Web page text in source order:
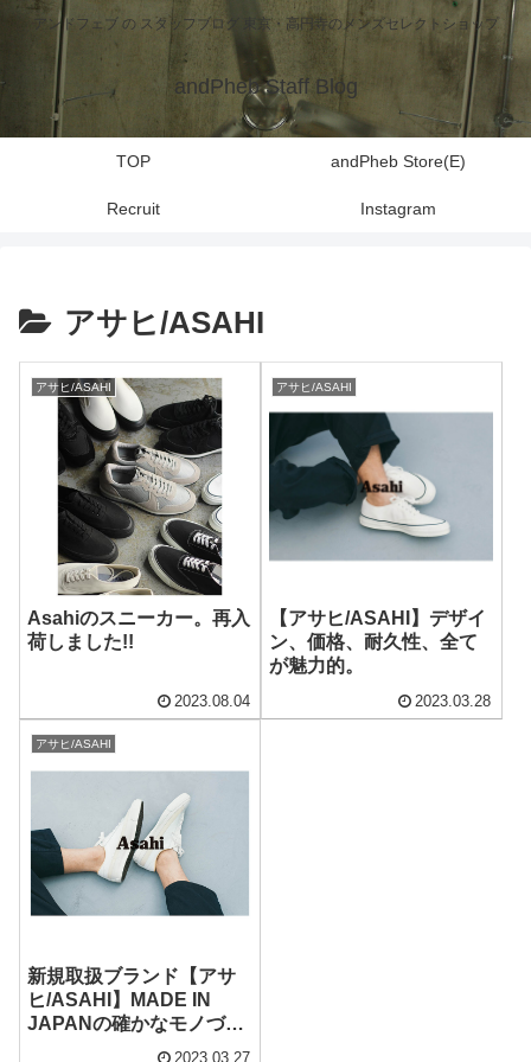
アンドフェブ の スタッフブログ 東京・高円寺のメンズセレクトショップ
andPheb Staff Blog
TOP andPheb Store(E)
Recruit Instagram
アサヒ/ASAHI
アサヒ/ASAHI
Asahiのスニーカー。再入
荷しました!!
2023.08.04
アサヒ/ASAHI
【アサヒ/ASAHI】デザイ
ン、価格、耐久性、全て
が魅力的。
2023.03.28
アサヒ/ASAHI
新規取扱ブランド【アサ
ヒ/ASAHI】MADE IN
JAPANの確かなモノづく
2023.03.27